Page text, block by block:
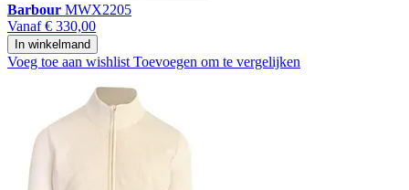
Barbour MWX2205
Vanaf € 330,00
In winkelmand
Voeg toe aan wishlist Toevoegen om te vergelijken